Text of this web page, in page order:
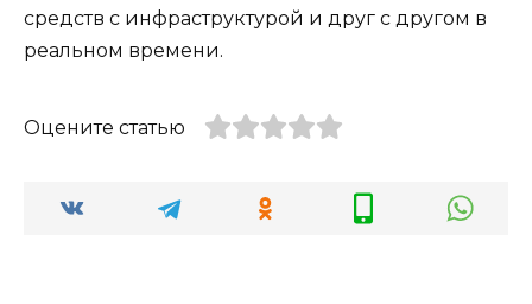
средств с инфраструктурой и друг с другом в
реальном времени.
Оцените статью